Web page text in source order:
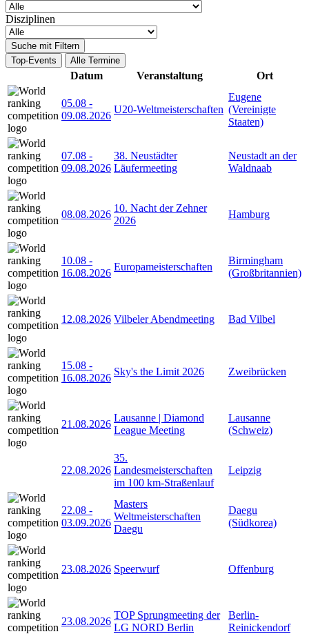
Disziplinen
Suche mit Filtern
Top-Events
Alle Termine
Datum Veranstaltung Ort
05.08 -
09.08.2026
U20-Weltmeisterschaften
Eugene
(Vereinigte
Staaten)
07.08 -
09.08.2026
38. Neustädter
Läufermeeting
Neustadt an der
Waldnaab
08.08.2026
10. Nacht der Zehner
2026
Hamburg
10.08 -
16.08.2026
Europameisterschaften
Birmingham
(Großbritannien)
12.08.2026 Vilbeler Abendmeeting Bad Vilbel
15.08 -
16.08.2026
Sky's the Limit 2026 Zweibrücken
21.08.2026
Lausanne | Diamond
League Meeting
Lausanne
(Schweiz)
22.08.2026
35.
Landesmeisterschaften
im 100 km-Straßenlauf
Leipzig
22.08 -
03.09.2026
Masters
Weltmeisterschaften
Daegu
Daegu
(Südkorea)
23.08.2026 Speerwurf Offenburg
23.08.2026
TOP Sprungmeeting der
LG NORD Berlin
Berlin-
Reinickendorf